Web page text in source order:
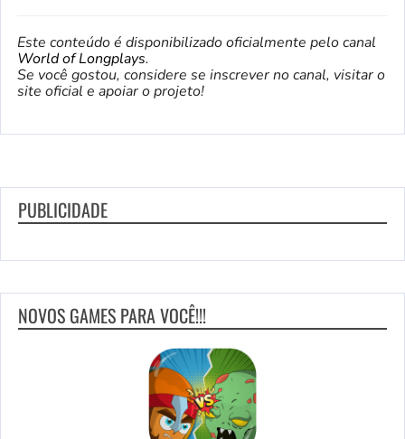
Este conteúdo é disponibilizado oficialmente pelo canal
World of Longplays.
Se você gostou, considere se inscrever no canal, visitar o
site oficial e apoiar o projeto!
PUBLICIDADE
NOVOS GAMES PARA VOCÊ!!!